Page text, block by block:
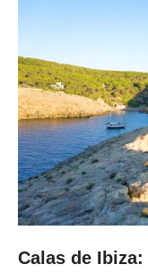
Calas de Ibiza: